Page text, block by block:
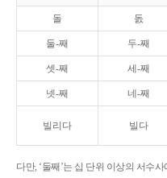
돌 돐
둘-째 두-째
셋-째 세-째
넷-째 네-째
빌리다 빌다
다만, ‘둘째’는 십 단위 이상의 서수